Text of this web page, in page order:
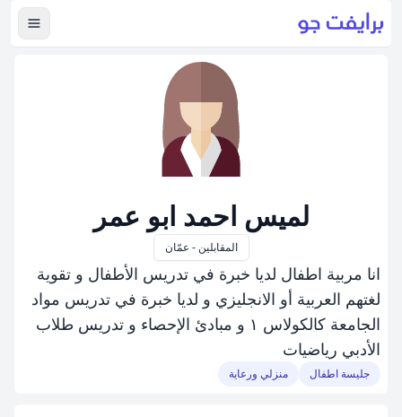
عرض
لميس احمد ابو عمر
المقابلين - عمّان
انا مربية اطفال لديا خبرة في تدريس الأطفال و تقوية
لغتھم العربية أو الانجليزي و لديا خبرة في تدريس مواد
الجامعة كالكولاس ١ و مبادئ الإحصاء و تدريس طلاب
الأدبي رياضيات
جليسة اطفال منزلي ورعاية